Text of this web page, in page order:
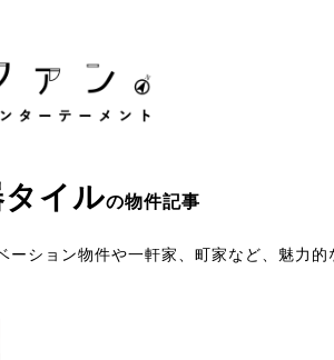
イルの物件記事
ーション物件や一軒家、町家など、魅力